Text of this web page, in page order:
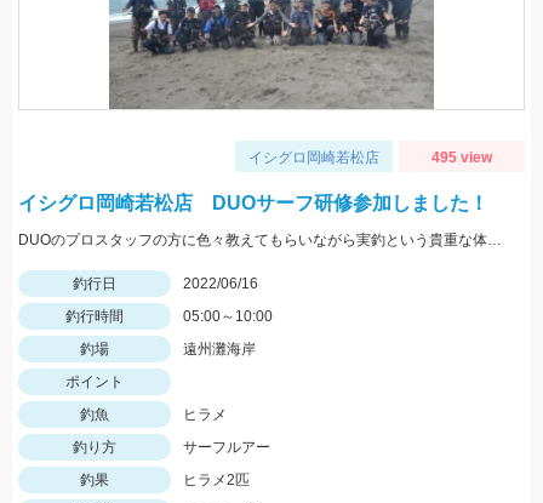
イシグロ岡崎若松店 495 view
イシグロ岡崎若松店 DUOサーフ研修参加しました！
DUOのプロスタッフの方に色々教えてもらいながら実釣という貴重な体験ができました！
釣行日
2022/06/16
釣行時間
05:00～10:00
釣場
遠州灘海岸
ポイント
釣魚
ヒラメ
釣り方
サーフルアー
釣果
ヒラメ2匹